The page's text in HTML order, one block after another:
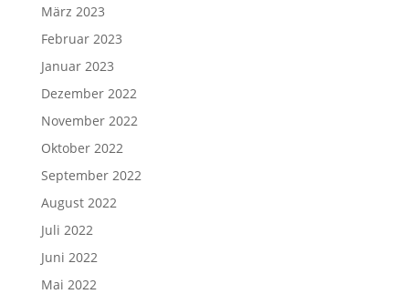
März 2023
Februar 2023
Januar 2023
Dezember 2022
November 2022
Oktober 2022
September 2022
August 2022
Juli 2022
Juni 2022
Mai 2022